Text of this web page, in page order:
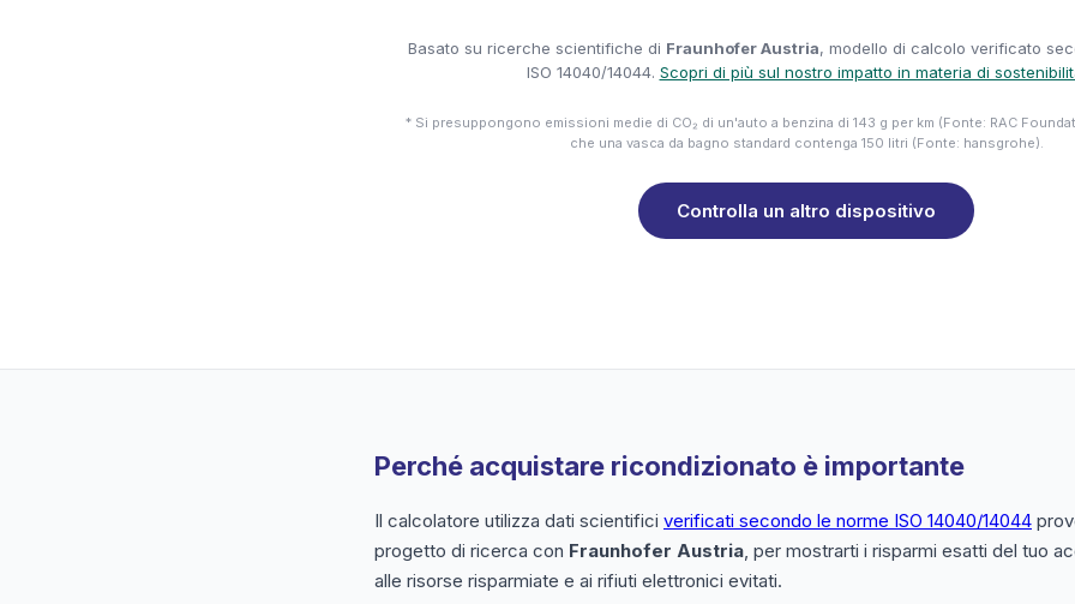
Basato su ricerche scientifiche di Fraunhofer Austria, modello di calcolo verificato
ISO 14040/14044. Scopri di più sul nostro impatto in materia di
* Si presuppongono emissioni medie di CO₂ di un'auto a benzina di 143 g per km (Fonte: RAC
che una vasca da bagno standard contenga 150 litri (Fonte: hansgrohe).
Controlla un altro dispositivo
Perché acquistare ricondizionato è importante
Il calcolatore utilizza dati scientifici verificati secondo le norme ISO 14040/14044
progetto di ricerca con Fraunhofer Austria, per mostrarti i risparmi esatti del tuo
alle risorse risparmiate e ai rifiuti elettronici evitati.